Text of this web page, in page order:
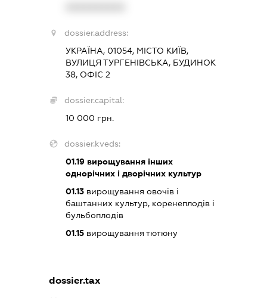
dossier.address:
УКРАЇНА, 01054, МІСТО КИЇВ,
ВУЛИЦЯ ТУРГЕНІВСЬКА, БУДИНОК
38, ОФІС 2
dossier.capital:
10 000 грн.
dossier.kveds:
01.19 вирощування інших
однорічних і дворічних культур
01.13 вирощування овочів і
баштанних культур, коренеплодів і
бульбоплодів
01.15 вирощування тютюну
dossier.tax